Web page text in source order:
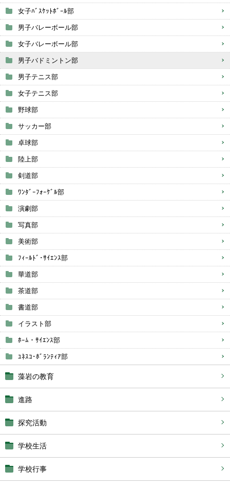
女子ﾊﾞｽｹｯﾄﾎﾞｰﾙ部
男子バレーボール部
女子バレーボール部
男子バドミントン部
男子テニス部
女子テニス部
野球部
サッカー部
卓球部
陸上部
剣道部
ﾜﾝﾀﾞｰﾌｫｰｹﾞﾙ部
演劇部
写真部
美術部
ﾌｨｰﾙﾄﾞ･ｻｲｴﾝｽ部
華道部
茶道部
書道部
イラスト部
ﾎｰﾑ・ｻｲｴﾝｽ部
ﾕﾈｽｺ･ﾎﾞﾗﾝﾃｨｱ部
藻岩の教育
進路
探究活動
学校生活
学校行事